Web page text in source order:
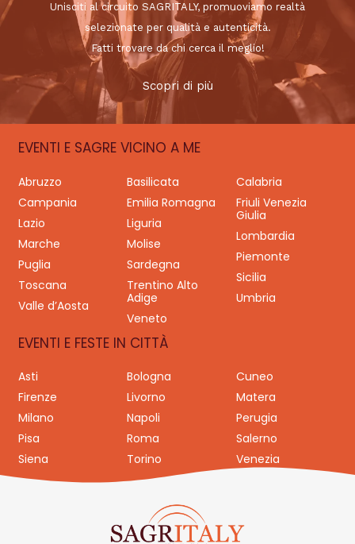
Unisciti al circuito SAGRITALY, promuoviamo realtà
selezionate per qualità e autenticità.
Fatti trovare da chi cerca il meglio!
Scopri di più
EVENTI E SAGRE VICINO A ME
Abruzzo Basilicata
Calabria
Campania
Emilia Romagna
Friuli Venezia
Giulia
Lazio
Liguria
Lombardia
Marche
Molise
Piemonte
Puglia
Sardegna
Sicilia
Toscana
Trentino Alto
Adige
Umbria
Valle d’Aosta
Veneto
EVENTI E FESTE IN CITTÀ
Asti Bologna
Cuneo
Firenze
Livorno
Matera
Milano
Napoli
Perugia
Pisa
Roma
Salerno
Siena
Torino Venezia